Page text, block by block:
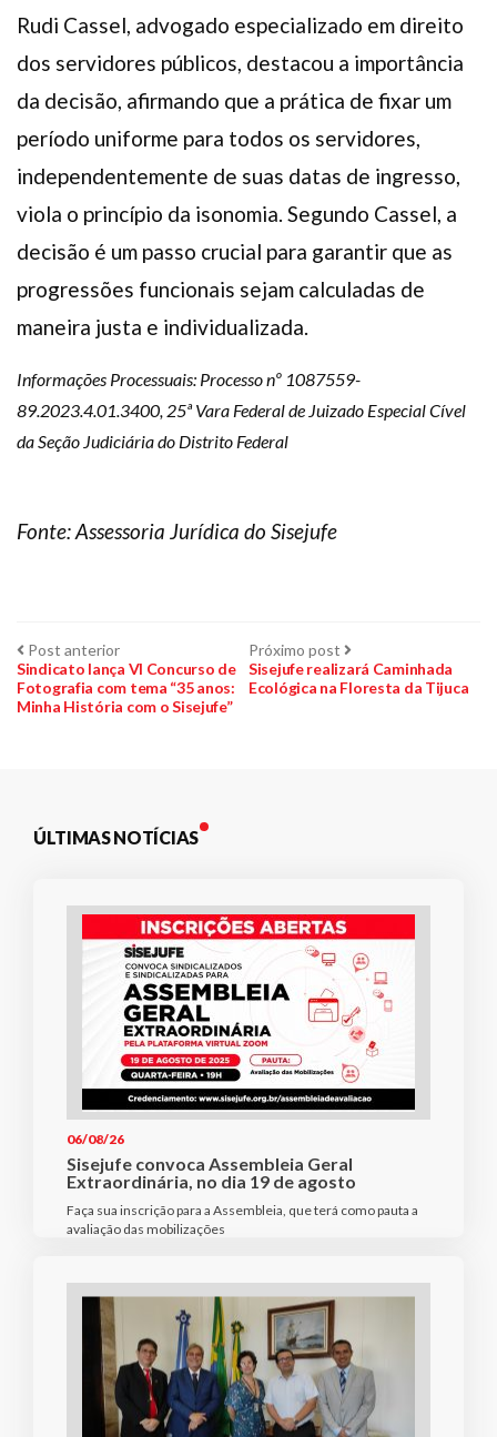
Rudi Cassel, advogado especializado em direito
dos servidores públicos, destacou a importância
da decisão, afirmando que a prática de fixar um
período uniforme para todos os servidores,
independentemente de suas datas de ingresso,
viola o princípio da isonomia. Segundo Cassel, a
decisão é um passo crucial para garantir que as
progressões funcionais sejam calculadas de
maneira justa e individualizada.
Informações Processuais: Processo nº 1087559-
89.2023.4.01.3400, 25ª Vara Federal de Juizado Especial Cível
da Seção Judiciária do Distrito Federal
Fonte: Assessoria Jurídica do Sisejufe
Navegação
de
Post anteriorPost
anterior:
Sindicato lança VI Concurso de
Fotografia com tema “35 anos:
Minha História com o Sisejufe”
Próximo post Próximo
post:
Sisejufe realizará Caminhada
Ecológica na Floresta da Tijuca
ÚLTIMAS NOTÍCIAS
06/08/26
Sisejufe convoca Assembleia Geral
Extraordinária, no dia 19 de agosto
Faça sua inscrição para a Assembleia, que terá como pauta a
avaliação das mobilizações